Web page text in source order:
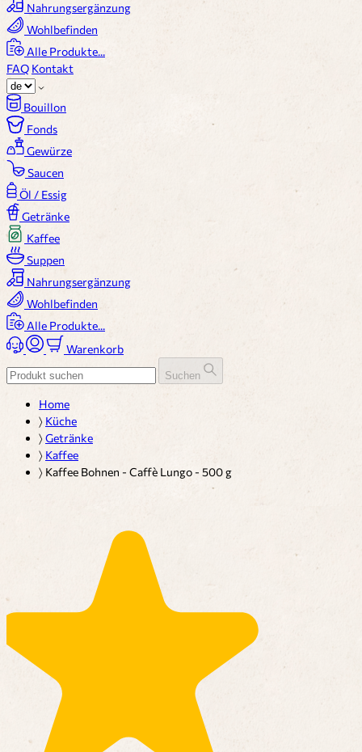
Nahrungsergänzung
Wohlbefinden
Alle Produkte...
FAQ Kontakt
Bouillon
Fonds
Gewürze
Saucen
Öl / Essig
Getränke
Kaffee
Suppen
Nahrungsergänzung
Wohlbefinden
Alle Produkte...
Warenkorb
Suchen
Home
〉 Küche
〉Getränke
〉 Kaffee
〉 Kaffee Bohnen - Caffè Lungo - 500 g